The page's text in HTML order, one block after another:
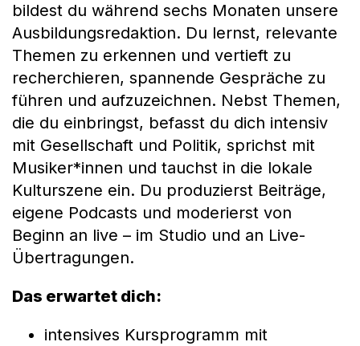
bildest du während sechs Monaten unsere
Ausbildungsredaktion. Du lernst, relevante
Themen zu erkennen und vertieft zu
recherchieren, spannende Gespräche zu
führen und aufzuzeichnen. Nebst Themen,
die du einbringst, befasst du dich intensiv
mit Gesellschaft und Politik, sprichst mit
Musiker*innen und tauchst in die lokale
Kulturszene ein. Du produzierst Beiträge,
eigene Podcasts und moderierst von
Beginn an live – im Studio und an Live-
Übertragungen.
Das erwartet dich:
intensives Kursprogramm mit